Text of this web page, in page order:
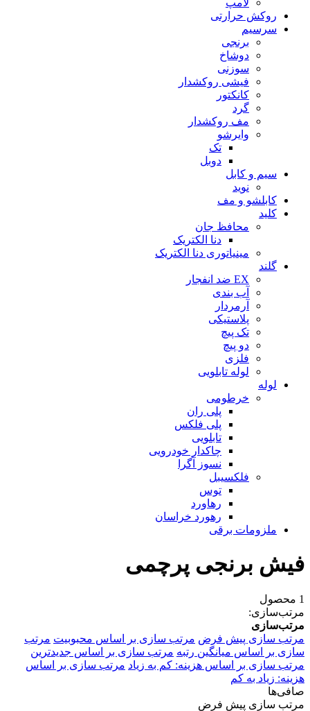
روکش حرارتی
سرسیم
برنجی
دوشاخ
سوزنی
فیشی روکشدار
کانکتور
گرد
مف روکشدار
وایرشو
تک
دوبل
سیم و کابل
نوید
کابلشو و مف
کلید
محافظ جان
دنا الکتریک
مینیاتوری دنا الکتریک
گلند
EX ضد انفجار
آب بندی
آرمردار
پلاستیکی
تک پیچ
دو پیچ
فلزی
لوله تابلویی
لوله
خرطومی
پلی ران
پلی فلکس
تابلویی
چاکدار خودرویی
نسوز آگرا
فلکسیبل
توس
رهاورد
رهورد خراسان
ملزومات برقی
فیش برنجی پرچمی
1 محصول
مرتب‌سازی:
مرتب‌سازی
مرتب سازی پیش فرض مرتب سازی بر اساس محبوبیت مرتب
سازی بر اساس میانگین رتبه مرتب سازی بر اساس جدیدترین
مرتب سازی بر اساس هزینه: کم به زیاد مرتب سازی بر اساس
هزینه: زیاد به کم
صافی‌ها
مرتب سازی پیش فرض